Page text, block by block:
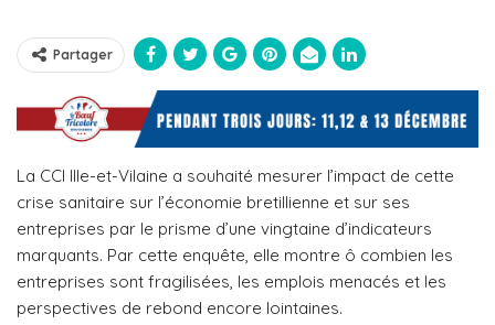
Partager
La CCI Ille-et-Vilaine a souhaité mesurer l’impact de cette
crise sanitaire sur l’économie bretillienne et sur ses
entreprises par le prisme d’une vingtaine d’indicateurs
marquants. Par cette enquête, elle montre ô combien les
entreprises sont fragilisées, les emplois menacés et les
perspectives de rebond encore lointaines.